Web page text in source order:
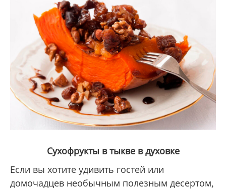
Сухофрукты в тыкве в духовке
Если вы хотите удивить гостей или
домочадцев необычным полезным десертом,